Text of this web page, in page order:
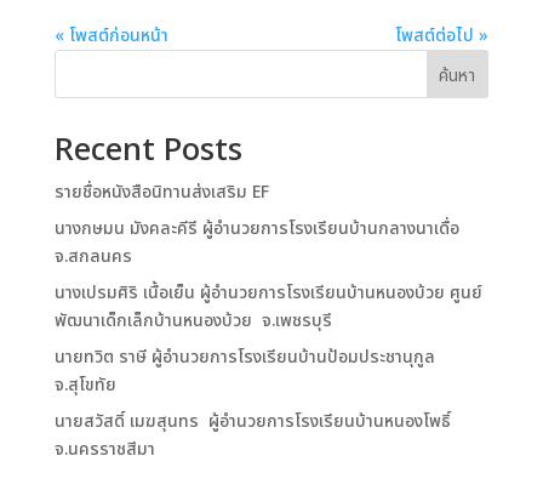
« โพสต์ก่อนหน้า
โพสต์ต่อไป »
ค้นหา
Recent Posts
รายชื่อหนังสือนิทานส่งเสริม EF
นางกษมน มังคละคีรี ผู้อำนวยการโรงเรียนบ้านกลางนาเดื่อ
จ.สกลนคร
นางเปรมศิริ เนื้อเย็น ผู้อำนวยการโรงเรียนบ้านหนองบ้วย ศูนย์
พัฒนาเด็กเล็กบ้านหนองบ้วย จ.เพชรบุรี
นายทวิต ราษี ผู้อำนวยการโรงเรียนบ้านป้อมประชานุกูล
จ.สุโขทัย
นายสวัสดิ์ เมฆสุนทร ผู้อำนวยการโรงเรียนบ้านหนองโพธิ์
จ.นครราชสีมา